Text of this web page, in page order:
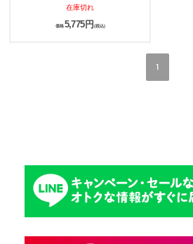
在庫切れ
価格 5,775円(税込)
1